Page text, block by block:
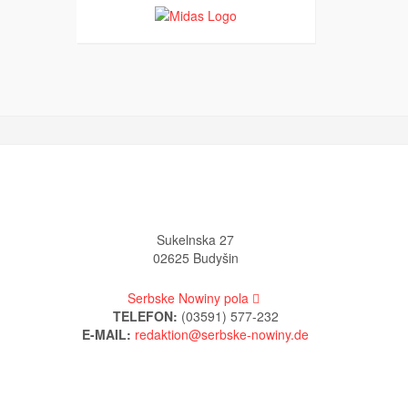
Sukelnska 27
02625 Budyšin
Serbske Nowiny pola
TELEFON: (03591) 577-232
E-MAIL: